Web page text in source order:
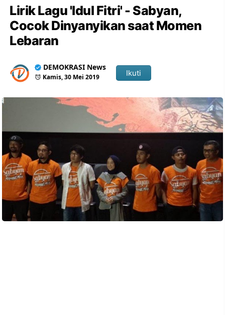
Lirik Lagu 'Idul Fitri' - Sabyan,
Cocok Dinyanyikan saat Momen
Lebaran
DEMOKRASI News
Kamis, 30 Mei 2019 Ikuti